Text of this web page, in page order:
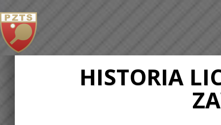
HISTORIA